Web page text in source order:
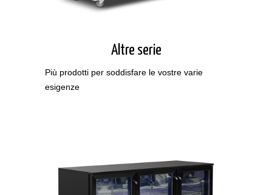
Altre serie
Più prodotti per soddisfare le vostre varie
esigenze